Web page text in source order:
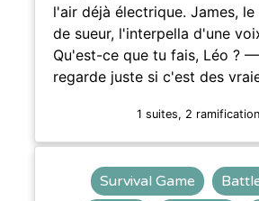
l'air déjà électrique. James,
de sueur, l'interpella d'une
Qu'est-ce que tu fais, Léo ?
regarde juste si c'est des
1 suites, 2
Survival Game